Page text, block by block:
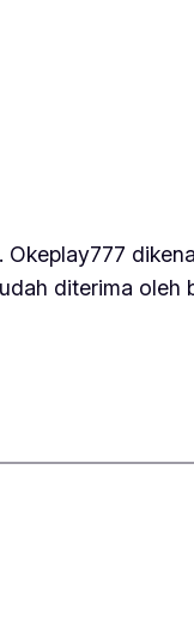
diterima oleh